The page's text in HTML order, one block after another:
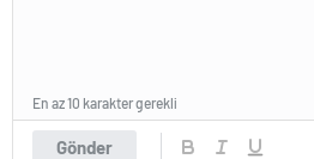
Gönder
En az 10 karakter gerekli